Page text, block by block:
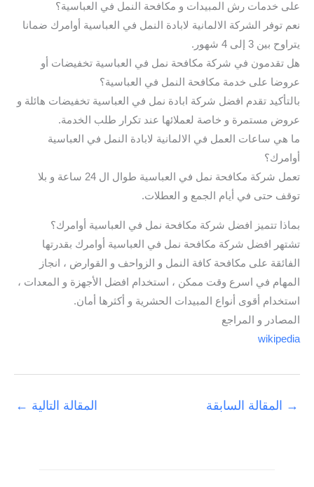
على خدمات رش المبيدات و مكافحة النمل في العباسية؟
نعم توفر الشركة الالمانية لابادة النمل في العباسية أوامرك ضمانا
يتراوح بين 3 إلى 4 شهور.
هل تقدمون في شركة مكافحة نمل في العباسية تخفيضات أو
عروضا على خدمة مكافحة النمل في العباسية؟
بالتأكيد تقدم افضل شركة ابادة نمل في العباسية تخفيضات هائلة و
عروض مستمرة و خاصة لعملائها عند تكرار طلب الخدمة.
ما هي ساعات العمل في الالمانية لابادة النمل في العباسية
أوامرك؟
تعمل شركة مكافحة نمل في العباسية طوال ال 24 ساعة و بلا
توقف حتى في أيام الجمع و العطلات.
بماذا تتميز افضل شركة مكافحة نمل في العباسية أوامرك؟
تشتهر افضل شركة مكافحة نمل في العباسية أوامرك بقدرتها
الفائقة على مكافحة كافة النمل و الزواحف و القوارض ، انجاز
المهام في اسرع وقت ممكن ، استخدام افضل الأجهزة و المعدات ،
استخدام أقوى أنواع المبيدات الحشرية و أكثرها أمان.
المصادر و المراجع
wikipedia
→ المقالة السابقة المقالة التالية ←